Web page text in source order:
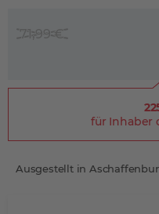
für Inhaber
Ausgestellt in